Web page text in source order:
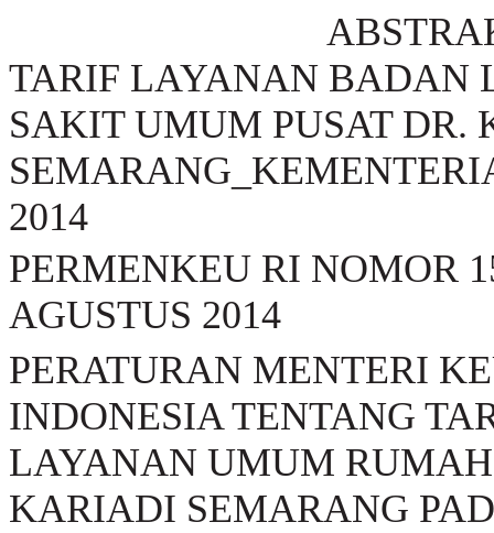
TARIF LAYANAN BADAN
SAKIT UMUM PUSAT DR.
2014
PERMENKEU RI NOMOR
AGUSTUS 2014
PERATURAN MENTERI
INDONESIA TENTANG
LAYANAN UMUM
KARIADI SEMARANG